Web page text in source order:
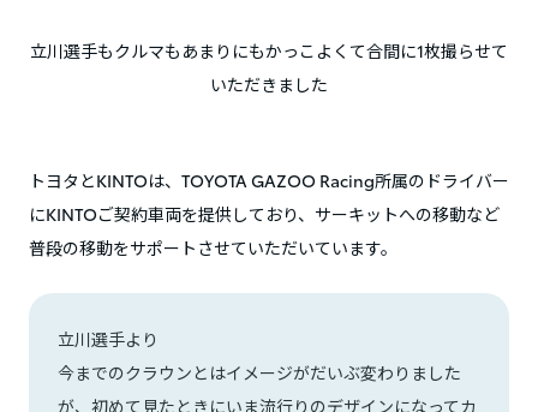
立川選手もクルマもあまりにもかっこよくて合間に1枚撮らせて
いただきました
トヨタとKINTOは、TOYOTA GAZOO Racing所属のドライバー
にKINTOご契約車両を提供しており、サーキットへの移動など
普段の移動をサポートさせていただいています。
立川選手より
今までのクラウンとはイメージがだいぶ変わりました
が、初めて見たときにいま流行りのデザインになってカ